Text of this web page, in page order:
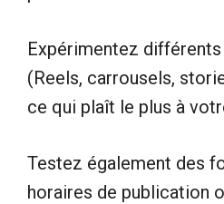
Expérimentez
(Reels, carrousels,
ce qui plaît le plus à
Testez également des
horaires de publication